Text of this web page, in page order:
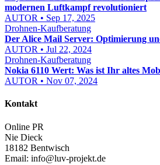
modernen Luftkampf revolutioniert
AUTOR • Sep 17, 2025
Drohnen-Kaufberatung
Der Alice Mail Server: Optimierung
AUTOR • Jul 22, 2024
Drohnen-Kaufberatung
Nokia 6110 Wert: Was ist Ihr altes
AUTOR • Nov 07, 2024
Kontakt
Online PR
Nie Dieck
18182 Bentwisch
Email: info@luv-projekt.de